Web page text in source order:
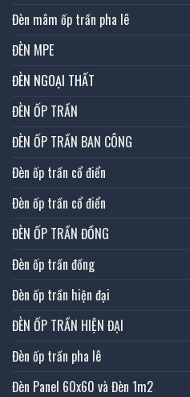
Đèn mâm ốp trần pha lê
ĐÈN MPE
ĐÈN NGOẠI THẤT
ĐÈN ỐP TRẦN
ĐÈN ỐP TRẦN BAN CÔNG
Đèn ốp trần cổ điển
Đèn ốp trần cổ điển
ĐÈN ỐP TRẦN ĐỒNG
Đèn ốp trần đồng
Đèn ốp trần hiện đại
ĐÈN ỐP TRẦN HIỆN ĐẠI
Đèn ốp trần pha lê
Đèn Panel 60x60 và Đèn 1m2